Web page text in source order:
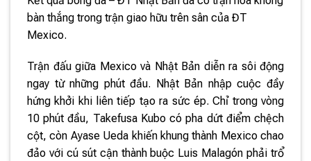
bàn thắng trong trận giao hữu trên sân của ĐT
Mexico.
Trận đấu giữa Mexico và Nhật Bản diễn ra sôi động
ngay từ những phút đầu. Nhật Bản nhập cuộc đầy
hứng khởi khi liên tiếp tạo ra sức ép. Chỉ trong vòng
10 phút đầu, Takefusa Kubo có pha dứt điểm chệch
cột, còn Ayase Ueda khiến khung thành Mexico chao
đảo với cú sút cận thành buộc Luis Malagón phải trổ